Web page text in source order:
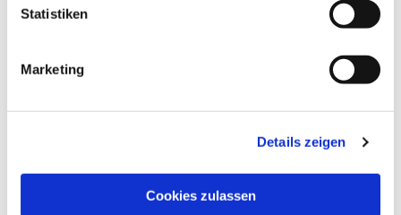
Statistiken
Marketing
Details zeigen
Cookies zulassen